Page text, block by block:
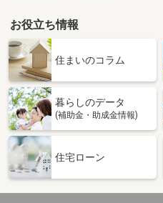
お役立ち情報
住まいのコラム
暮らしのデータ
(補助金・助成金情報)
住宅ローン